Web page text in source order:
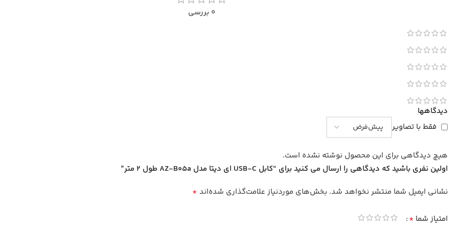
دیدگاهها
فقط با تصاویر
هیچ دیدگاهی برای این محصول نوشته نشده است.
اولین نفری باشید که دیدگاهی را ارسال می کنید برای “کابل USB-C ای دیتا مدل AZ-B05a طول 2 متر”
نشانی ایمیل شما منتشر نخواهد شد.بخش‌های موردنیاز علامت‌گذاری شده‌اند*
امتیاز شما*